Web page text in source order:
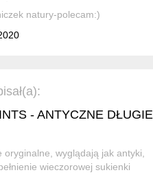
natury-polecam:)
- ANTYCZNE DŁUGIE
oryginalne, wyglądają jak antyki,
wieczorowej sukienki